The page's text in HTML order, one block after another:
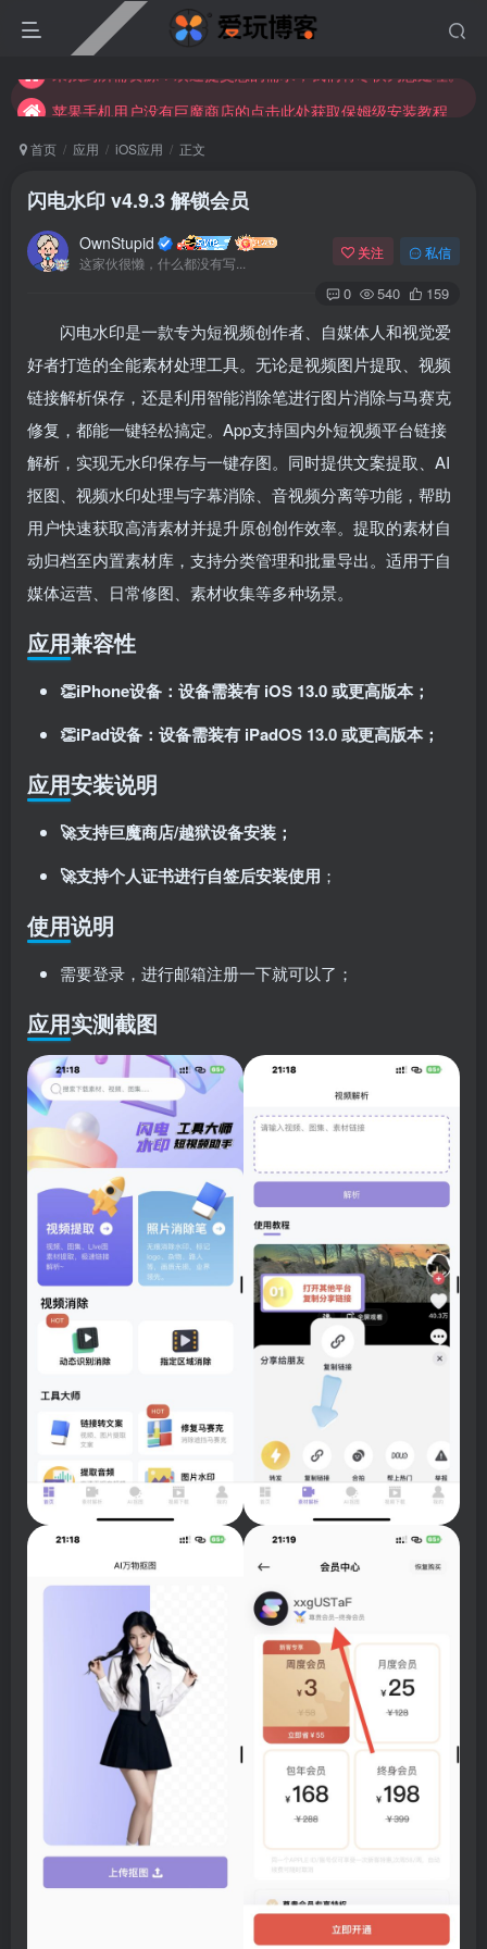
苹果手机用户没有巨魔商店的点击此处获取保姆级安装教程
未找到所需资源？欢迎提交您的需求，我们将尽快为您处理。
首页 应用 iOS应用 正文
闪电水印 v4.9.3 解锁会员
OwnStupid
这家伙很懒，什么都没有写...
关注 私信
0 540 159
闪电水印是一款专为短视频创作者、自媒体人和视觉爱
好者打造的全能素材处理工具。无论是视频图片提取、视频
链接解析保存，还是利用智能消除笔进行图片消除与马赛克
修复，都能一键轻松搞定。App支持国内外短视频平台链接
解析，实现无水印保存与一键存图。同时提供文案提取、AI
抠图、视频水印处理与字幕消除、音视频分离等功能，帮助
用户快速获取高清素材并提升原创创作效率。提取的素材自
动归档至内置素材库，支持分类管理和批量导出。适用于自
媒体运营、日常修图、素材收集等多种场景。
应用兼容性
👏iPhone设备：设备需装有 iOS 13.0 或更高版本；
👏iPad设备：设备需装有 iPadOS 13.0 或更高版本；
应用安装说明
🚀支持巨魔商店/越狱设备安装；
🚀支持个人证书进行自签后安装使用 ；
使用说明
需要登录，进行邮箱注册一下就可以了；
应用实测截图
登录
没有账号？立即注册
用户名或邮箱
登录密码
记住登录 找回密码
登录
使用社交账号登录即表示同意 用户协议、 隐私声明